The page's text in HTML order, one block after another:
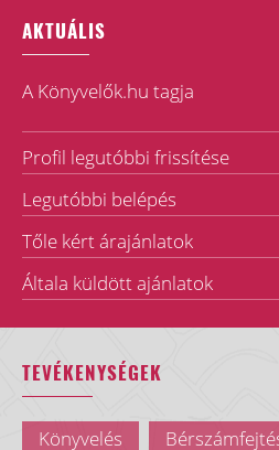
AKTUÁLIS
A Könyvelők.hu tagja
Profil legutóbbi frissítése
Legutóbbi belépés
Tőle kért árajánlatok
Általa küldött ajánlatok
TEVÉKENYSÉGEK
Könyvelés